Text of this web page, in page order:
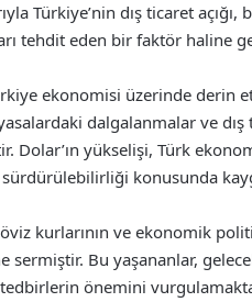
Türkiye’nin dış ticaret açığı,
tehdit eden bir faktör haline
ekonomisi üzerinde derin
dalgalanmalar ve
Dolar’ın yükselişi, Türk
konusunda
kurlarının ve ekonomik
Bu yaşananlar,
önemini